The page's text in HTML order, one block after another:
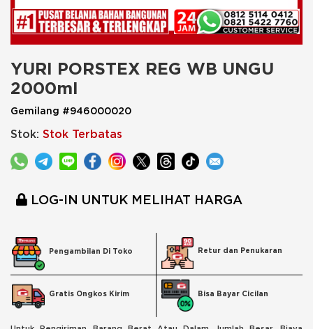
YURI PORSTEX REG WB UNGU
2000ml
Gemilang #946000020
Stok: Stok Terbatas
LOG-IN UNTUK MELIHAT HARGA
Pengambilan Di Toko Retur dan Penukaran
Gratis Ongkos Kirim Bisa Bayar Cicilan